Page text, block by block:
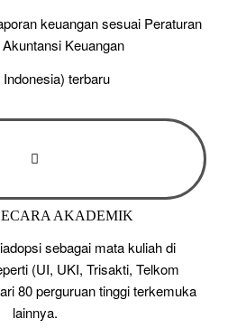
keuangan sesuai Peraturan
Keuangan
terbaru
AKADEMIK
sebagai mata kuliah di
(UI, UKI, Trisakti, Telkom
80 perguruan tinggi terkemuka
lainnya.